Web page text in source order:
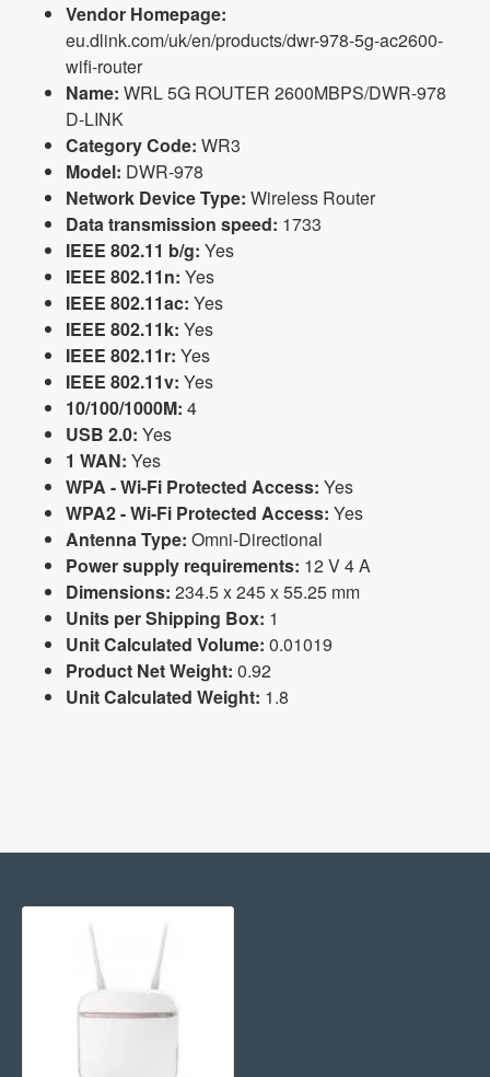
Vendor Homepage:
eu.dlink.com/uk/en/products/dwr-978-5g-ac2600-
wifi-router
Name: WRL 5G ROUTER 2600MBPS/DWR-978
D-LINK
Category Code: WR3
Model: DWR-978
Network Device Type: Wireless Router
Data transmission speed: 1733
IEEE 802.11 b/g: Yes
IEEE 802.11n: Yes
IEEE 802.11ac: Yes
IEEE 802.11k: Yes
IEEE 802.11r: Yes
IEEE 802.11v: Yes
10/100/1000M: 4
USB 2.0: Yes
1 WAN: Yes
WPA - Wi-Fi Protected Access: Yes
WPA2 - Wi-Fi Protected Access: Yes
Antenna Type: Omni-Directional
Power supply requirements: 12 V 4 A
Dimensions: 234.5 x 245 x 55.25 mm
Units per Shipping Box: 1
Unit Calculated Volume: 0.01019
Product Net Weight: 0.92
Unit Calculated Weight: 1.8